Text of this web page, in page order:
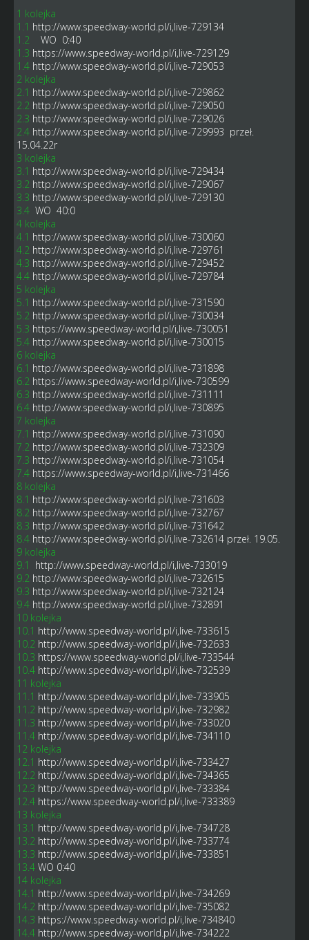
1 kolejka
1.1 http://www.speedway-world.pl/i,live-729134
1.2 WO 0:40
1.3 https://www.speedway-world.pl/i,live-729129
1.4 http://www.speedway-world.pl/i,live-729053
2 kolejka
2.1 http://www.speedway-world.pl/i,live-729862
2.2 http://www.speedway-world.pl/i,live-729050
2.3 http://www.speedway-world.pl/i,live-729026
2.4 http://www.speedway-world.pl/i,live-729993 przeł.
15.04.22r
3 kolejka
3.1 http://www.speedway-world.pl/i,live-729434
3.2 http://www.speedway-world.pl/i,live-729067
3.3 http://www.speedway-world.pl/i,live-729130
3.4WO 40:0
4 kolejka
4.1 http://www.speedway-world.pl/i,live-730060
4.2 http://www.speedway-world.pl/i,live-729761
4.3 http://www.speedway-world.pl/i,live-729452
4.4 http://www.speedway-world.pl/i,live-729784
5 kolejka
5.1 http://www.speedway-world.pl/i,live-731590
5.2 http://www.speedway-world.pl/i,live-730034
5.3 https://www.speedway-world.pl/i,live-730051
5.4 http://www.speedway-world.pl/i,live-730015
6 kolejka
6.1 http://www.speedway-world.pl/i,live-731898
6.2 https://www.speedway-world.pl/i,live-730599
6.3 http://www.speedway-world.pl/i,live-731111
6.4 http://www.speedway-world.pl/i,live-730895
7 kolejka
7.1 http://www.speedway-world.pl/i,live-731090
7.2 http://www.speedway-world.pl/i,live-732309
7.3 http://www.speedway-world.pl/i,live-731054
7.4 https://www.speedway-world.pl/i,live-731466
8 kolejka
8.1 http://www.speedway-world.pl/i,live-731603
8.2 http://www.speedway-world.pl/i,live-732767
8.3 http://www.speedway-world.pl/i,live-731642
8.4 http://www.speedway-world.pl/i,live-732614przeł. 19.05.
9 kolejka
9.1
http://www.speedway-world.pl/i,live-733019
9.2 http://www.speedway-world.pl/i,live-732615
9.3 http://www.speedway-world.pl/i,live-732124
9.4 http://www.speedway-world.pl/i,live-732891
10 kolejka
10.1 http://www.speedway-world.pl/i,live-733615
10.2 http://www.speedway-world.pl/i,live-732633
10.3 https://www.speedway-world.pl/i,live-733544
10.4 http://www.speedway-world.pl/i,live-732539
11 kolejka
11.1 http://www.speedway-world.pl/i,live-733905
11.2 http://www.speedway-world.pl/i,live-732982
11.3 http://www.speedway-world.pl/i,live-733020
11.4 http://www.speedway-world.pl/i,live-734110
12 kolejka
12.1 http://www.speedway-world.pl/i,live-733427
12.2 http://www.speedway-world.pl/i,live-734365
12.3 http://www.speedway-world.pl/i,live-733384
12.4 https://www.speedway-world.pl/i,live-733389
13 kolejka
13.1 http://www.speedway-world.pl/i,live-734728
13.2 http://www.speedway-world.pl/i,live-733774
13.3 http://www.speedway-world.pl/i,live-733851
13.4WO 0:40
14 kolejka
14.1 http://www.speedway-world.pl/i,live-734269
14.2 http://www.speedway-world.pl/i,live-735082
14.3 https://www.speedway-world.pl/i,live-734840
14.4 http://www.speedway-world.pl/i,live-734222